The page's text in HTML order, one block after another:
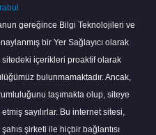
gereğince Bilgi Teknolojileri ve
bir Yer Sağlayıcı olarak
içerikleri proaktif olarak
bulunmamaktadır. Ancak,
taşımakta olup, siteye
sayılırlar. Bu internet sitesi,
şirketi ile hiçbir bağlantısı